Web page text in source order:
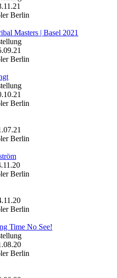
Berlin
Masters | Basel 2021
Berlin
Berlin
Berlin
Berlin
Berlin
Time No See!
Berlin